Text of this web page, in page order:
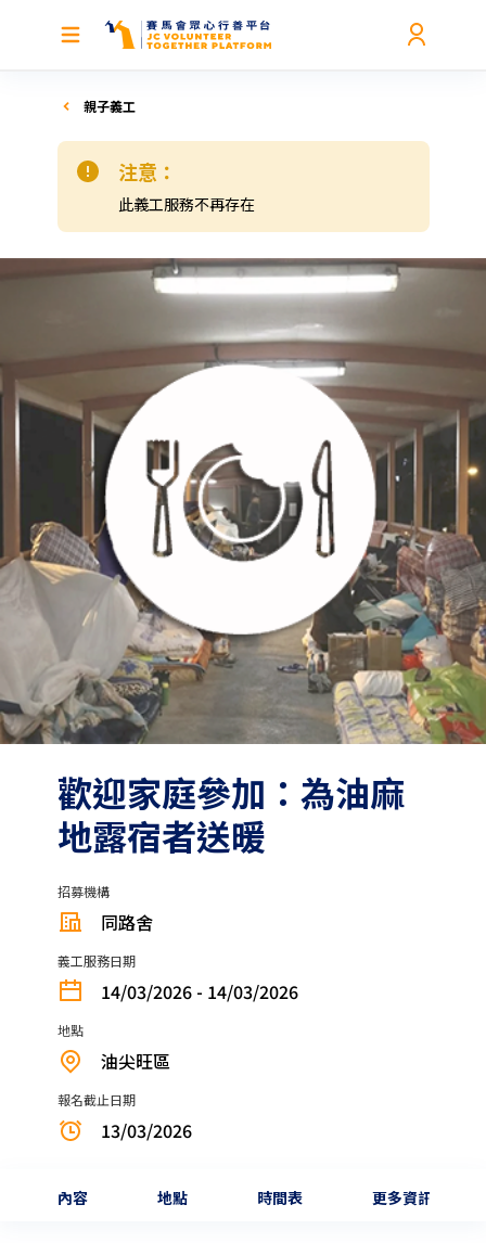
親子義工
注意：
此義工服務不再存在
歡迎家庭參加：為油麻
地露宿者送暖
招募機構
同路舍
義工服務日期
14/03/2026 - 14/03/2026
地點
油尖旺區
報名截止日期
13/03/2026
內容 地點 時間表 更多資訊